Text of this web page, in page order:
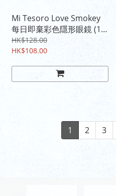
Mi Tesoro Love Smokey
每日即棄彩色隱形眼鏡 (10
片裝)
HK$128.00
HK$108.00
1 2 3